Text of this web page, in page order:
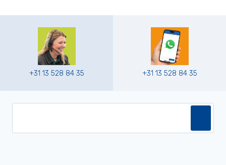
+31 13 528 84 35 +31 13 528 84 35